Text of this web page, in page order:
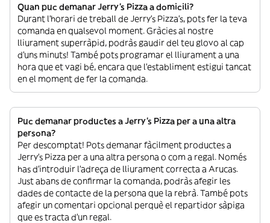
Quan puc demanar Jerry's Pizza a domicili?
Durant l’horari de treball de Jerry's Pizza’s, pots fer la teva
comanda en qualsevol moment. Gràcies al nostre
lliurament superràpid, podràs gaudir del teu glovo al cap
d’uns minuts! També pots programar el lliurament a una
hora que et vagi bé, encara que l’establiment estigui tancat
en el moment de fer la comanda.
Puc demanar productes a Jerry's Pizza per a una altra
persona?
Per descomptat! Pots demanar fàcilment productes a
Jerry's Pizza per a una altra persona o com a regal. Només
has d’introduir l’adreça de lliurament correcta a Arucas.
Just abans de confirmar la comanda, podràs afegir les
dades de contacte de la persona que la rebrà. També pots
afegir un comentari opcional perquè el repartidor sàpiga
que es tracta d’un regal.